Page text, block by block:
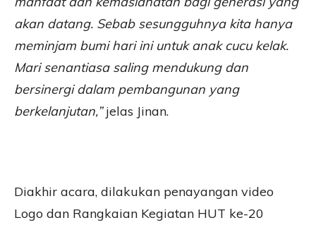
akan datang. Sebab sesungguhnya kita hanya
meminjam bumi hari ini untuk anak cucu kelak.
Mari senantiasa saling mendukung dan
bersinergi dalam pembangunan yang
berkelanjutan,”jelas Jinan.
Diakhir acara, dilakukan penayangan video
Logo dan Rangkaian Kegiatan HUT ke-20